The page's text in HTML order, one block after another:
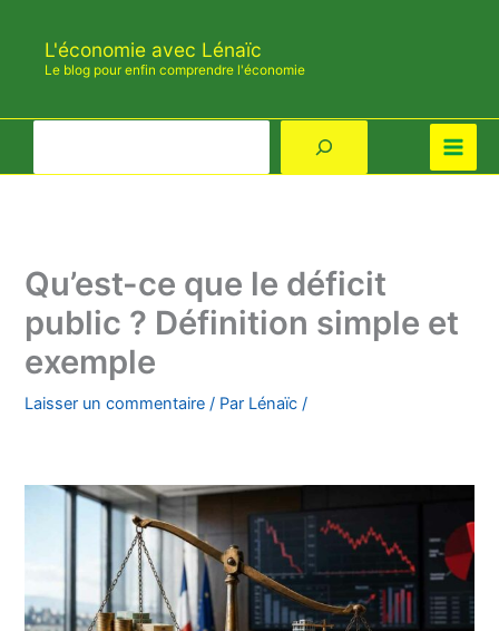
contenu
L'économie avec Lénaïc
Le blog pour enfin comprendre l'économie
Qu’est-ce que le déficit
public ? Définition simple et
exemple
Laisser un commentaire / Par Lénaïc/